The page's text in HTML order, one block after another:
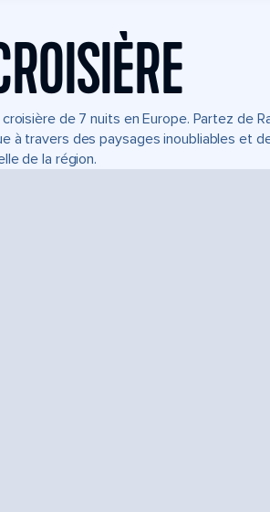
de 7 nuits en Europe. Partez de
à travers des paysages inoubliables et
de la région.